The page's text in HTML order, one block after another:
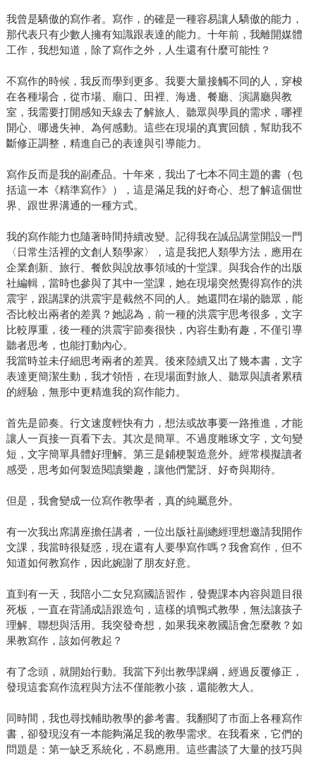
我曾是驕傲的寫作者。寫作，的確是一種容易讓人驕傲的能力，
那代表只有少數人擁有知識跟表達的能力。十年前，我離開媒體
工作，我想知道，除了寫作之外，人生還有什麼可能性？
不寫作的時候，我反而學到更多。我要大量接觸不同的人，穿梭
在各種場合，從市場、廟口、田裡、海邊、餐廳、演講廳與教
室，我需要打開感知天線去了解旅人、聽眾與學員的需求，哪裡
開心、哪邊失神、為何感動。這些在現場的真實回饋，幫助我不
斷修正調整，精進自己的表達與引導能力。
寫作反而是我的副產品。十年來，我出了七本不同主題的書（包
括這一本《精準寫作》），這是滿足我的好奇心、想了解這個世
界、跟世界溝通的一種方式。
我的寫作能力也隨著時間持續改變。記得我在誠品講堂開設一門
〈日常生活裡的文創人類學家〉，這是我把人類學方法，應用在
企業創新、旅行、餐飲與說故事領域的十堂課。與我合作的出版
社編輯，當時也參與了其中一堂課，她在現場突然覺得寫作的洪
震宇，跟講課的洪震宇是截然不同的人。她還問在場的聽眾，能
否比較出兩者的差異？她認為，前一種的洪震宇思考很多，文字
比較厚重，後一種的洪震宇節奏很快，內容生動有趣，不僅引導
聽者思考，也能打動內心。
我當時並未仔細思考兩者的差異。後來陸續又出了幾本書，文字
表達更簡潔生動，我才領悟，在現場面對旅人、聽眾與讀者累積
的經驗，無形中更精進我的寫作能力。
首先是節奏。行文速度輕快有力，想法或故事要一路推進，才能
讓人一頁接一頁看下去。其次是簡單。不過度雕琢文字，文句變
短，文字簡單具體好理解。第三是鋪梗製造意外。經常模擬讀者
感受，思考如何製造閱讀樂趣，讓他們驚訝、好奇與期待。
但是，我會變成一位寫作教學者，真的純屬意外。
有一次我出席講座擔任講者，一位出版社副總經理想邀請我開作
文課，我當時很疑惑，現在還有人要學寫作嗎？我會寫作，但不
知道如何教寫作，因此婉謝了朋友好意。
直到有一天，我陪小二女兒寫國語習作，發覺課本內容與題目很
死板，一直在背誦成語跟造句，這樣的填鴨式教學，無法讓孩子
理解、聯想與活用。我突發奇想，如果我來教國語會怎麼教？如
果教寫作，該如何教起？
有了念頭，就開始行動。我當下列出教學課綱，經過反覆修正，
發現這套寫作流程與方法不僅能教小孩，還能教大人。
同時間，我也尋找輔助教學的參考書。我翻閱了市面上各種寫作
書，卻發現沒有一本能夠滿足我的教學需求。在我看來，它們的
問題是：第一缺乏系統化，不易應用。這些書談了大量的技巧與